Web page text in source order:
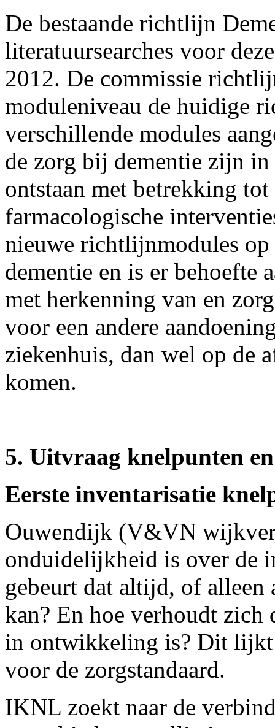
De bestaande richtlijn
literatuursearches voor
2012. De commissie
moduleniveau de huidige
verschillende modules
de zorg bij dementie zijn
ontstaan met betrekking
farmacologische
nieuwe richtlijnmodules op
dementie en is er behoefte
met herkenning van en
voor een andere
ziekenhuis, dan wel op de
komen.
5. Uitvraag knelpunten
Eerste inventarisatie
Ouwendijk (V&VN
onduidelijkheid is over de
gebeurt dat altijd, of alleen
kan? En hoe verhoudt zich
in ontwikkeling is? Dit lijkt
voor de zorgstandaard.
IKNL zoekt naar de